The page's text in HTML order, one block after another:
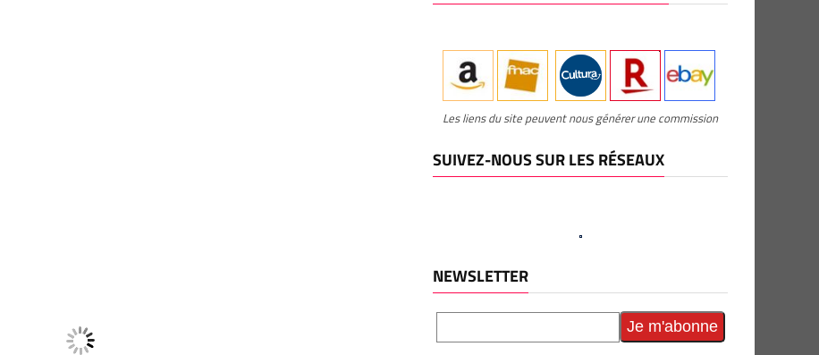
Les liens du site peuvent nous générer une commission
SUIVEZ-NOUS SUR LES RÉSEAUX
NEWSLETTER